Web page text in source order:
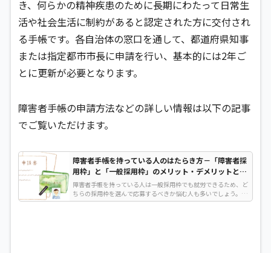
き、何らかの精神疾患のために長期にわたって日常生
活や社会生活に制約があると認定された方に交付され
る手帳です。各自治体の窓口を通して、都道府県知事
または指定都市市長に申請を行い、基本的には2年ご
とに更新が必要となります。
障害者手帳の申請方法などの詳しい情報は以下の記事
でご覧いただけます。
障害者手帳を持っている人のはたらき方－「障害者採
用枠」と「一般採用枠」のメリット・デメリットと
は？
障害者手帳を持っている人は一般採用枠でも就労できるため、ど
ちらの採用枠を選んで応募するべきか悩む人も多いでしょう。ど
ちらを選ぶにしてもそれぞれにメリット・デメリットはありま